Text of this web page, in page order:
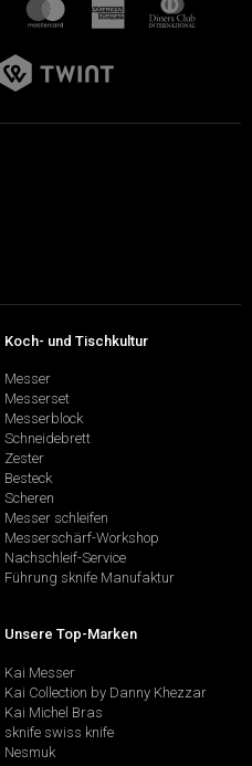
Koch- und Tischkultur
Messer
Messerset
Messerblock
Schneidebrett
Zester
Besteck
Scheren
Messer schleifen
Messerschärf-Workshop
Nachschleif-Service
Führung sknife Manufaktur
Unsere Top-Marken
Kai Messer
Kai Collection by Danny Khezzar
Kai Michel Bras
sknife swiss knife
Nesmuk